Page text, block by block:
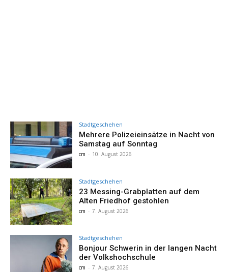
Stadtgeschehen
Mehrere Polizeieinsätze in Nacht von
Samstag auf Sonntag
cm - 10. August 2026
Stadtgeschehen
23 Messing-Grabplatten auf dem
Alten Friedhof gestohlen
cm - 7. August 2026
Stadtgeschehen
Bonjour Schwerin in der langen Nacht
der Volkshochschule
cm - 7. August 2026